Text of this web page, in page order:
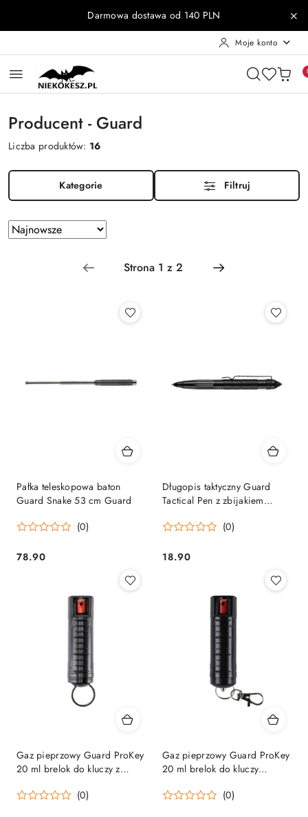
Przejdź do treści głównej
Przejdź do wyszukiwarki
Przejdź do moje konto
Przejdź do menu głównego
Przejdź do stopkiDarmowa dostawa od 140 PLN
Moje konto
Producent - Guard
Liczba produktów: 16
Kategorie Filtruj
Zastosowano
sortowanie:
Sortuj
według
Pałka teleskopowa baton
Guard Snake 53 cm Guard
(0)
Cena:
78.90
Długopis taktyczny Guard
Tactical Pen z zbijakiem
(0)
Cena:
18.90
Gaz pieprzowy Guard ProKey
20 ml brelok do kluczy z
(0)
Gaz pieprzowy Guard ProKey
20 ml brelok do kluczy
do pasa Guard(0)